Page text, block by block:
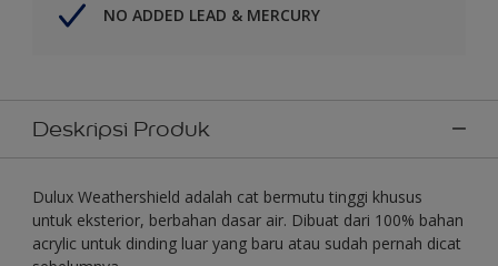
NO ADDED LEAD & MERCURY
Deskripsi Produk
Dulux Weathershield adalah cat bermutu tinggi khusus
untuk eksterior, berbahan dasar air. Dibuat dari 100% bahan
acrylic untuk dinding luar yang baru atau sudah pernah dicat